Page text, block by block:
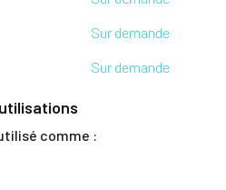
Sur demande
Sur demande
comme :